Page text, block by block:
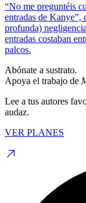
“No me preguntéis
entradas de Kanye”,
profunda)
entradas costaban
palcos.
Abónate a sustrato.
Apoya el trabajo de
Lee a tus autores
audaz.
VER PLANES